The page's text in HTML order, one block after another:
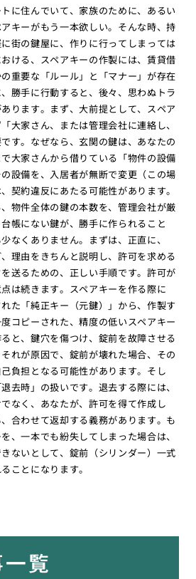
に住んでいて、家族のために、あるい
キーがもう一本欲しい。そんな時、持
街の鍵屋に、作りに行ってしまっては
ける、スペアキーの作製には、賃貸借
重要な「ルール」と「マナー」が存在
勝手に行動すると、後々、思わぬトラ
ります。まず、大前提として、スペア
大家さん、または管理会社に連絡し、
す。なぜなら、玄関の鍵は、あなたの
大家さんから借りている「物件の設備
設備を、入居者が無断で変更（この場
契約違反にあたる可能性があります。
物件全体の鍵の本数を、管理会社が厳
帳にない鍵が、勝手に作られること
なくありません。まずは、正直に、
理由をきちんと説明し、許可を求める
送るための、正しい手順です。許可が
は続きます。スペアキーを作る際に
た「純正キー（元鍵）」から、作製す
コピーされた、精度の低いスペアキー
と、鍵穴を傷つけ、錠前を故障させる
れが原因で、錠前が壊れた場合、その
負担となる可能性があります。そし
去時」の扱いです。退去する際には、
なく、あなたが、許可を得て作成し
合わせて返却する義務があります。も
、一本でも紛失してしまった場合は、
ないとして、錠前（シリンダー）一式
ことになります。
覧